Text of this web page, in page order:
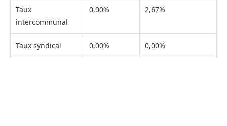
Taux
intercommunal
0,00% 2,67%
Taux syndical 0,00% 0,00%